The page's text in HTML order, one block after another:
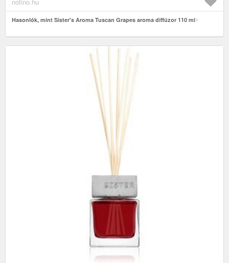
notino.hu
Hasonlók, mint Sister's Aroma Tuscan Grapes aroma diffúzor 110 ml